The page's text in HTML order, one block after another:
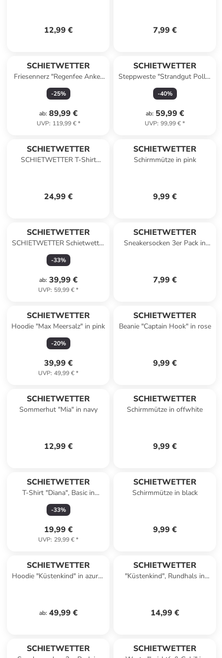
12,99 € 7,99 €
SCHIETWETTER
Friesennerz "Regenfee Anke"
in purple
-25%
ab: 89,99 €
UVP: 119,99 €*
SCHIETWETTER
Steppweste "Strandgut Polly"
in navy
-40%
ab: 59,99 €
UVP: 99,99 €*
SCHIETWETTER
SCHIETWETTER T-Shirt
24,99 €
SCHIETWETTER
Schirmmütze in pink
9,99 €
SCHIETWETTER
SCHIETWETTER Schietwetter
Schorsch F-Jacke in navy
-33%
ab: 39,99 €
UVP: 59,99 €*
SCHIETWETTER
Sneakersocken 3er Pack in
7,99 €
SCHIETWETTER
Hoodie "Max Meersalz" in pink
-20%
39,99 €
UVP: 49,99 €*
SCHIETWETTER
Beanie "Captain Hook" in rose
9,99 €
SCHIETWETTER
Sommerhut "Mia" in navy
12,99 €
SCHIETWETTER
Schirmmütze in offwhite
9,99 €
SCHIETWETTER
T-Shirt "Diana", Basic in
pink/melange
-33%
19,99 €
UVP: 29,99 €*
SCHIETWETTER
Schirmmütze in black
9,99 €
SCHIETWETTER
Hoodie "Küstenkind" in azuro-
ab: 49,99 €
SCHIETWETTER
"Küstenkind", Rundhals in
14,99 €
SCHIETWETTER SCHIETWETTER